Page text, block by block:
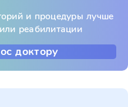
и процедуры лучше
реабилитации
доктору